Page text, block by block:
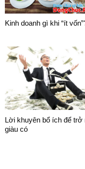
Kinh doanh gì khi “ít
Lời khuyên bổ ích để trở
giàu có